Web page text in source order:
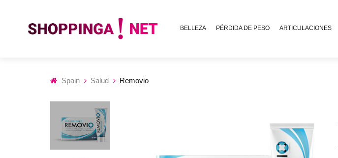
BELLEZA PÉRDIDA DE PESO ARTICULACIONES
Spain Salud Removio